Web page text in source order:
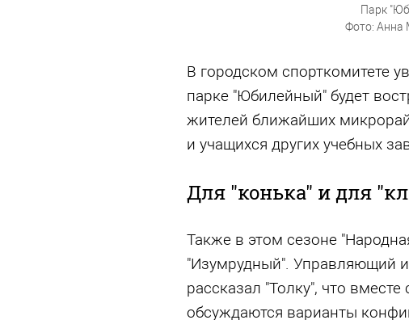
Парк
Фото: Анна
В городском спорткомитете
парке "Юбилейный" будет
жителей ближайших
и учащихся других учебных
Для "конька" и для
Также в этом сезоне
"Изумрудный". Управляющий
рассказал "Толку", что
обсуждаются варианты